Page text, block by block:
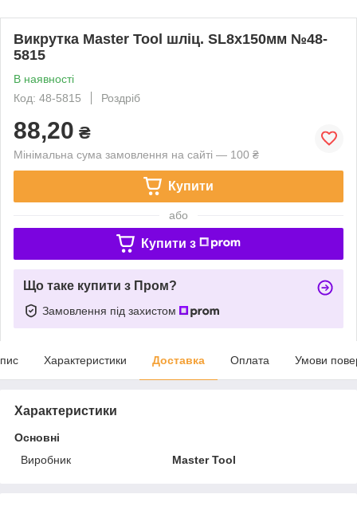
Викрутка Master Tool шліц. SL8х150мм №48-
5815
В наявності
Код: 48-5815
Роздріб
88,20 ₴
Мінімальна сума замовлення на сайті — 100 ₴
Купити
або
Купити з
Що таке купити з Пром?
Замовлення під захистом
Характеристики Доставка Оплата Умови
Характеристики
Основні
Виробник
Master Tool